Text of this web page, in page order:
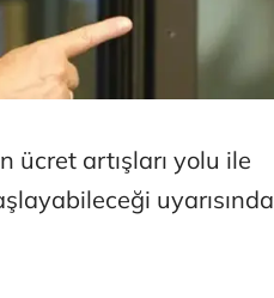
ücret artışları yolu ile
uyarısında